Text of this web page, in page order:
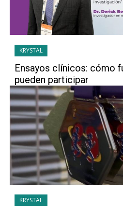
KRYSTAL
Ensayos clínicos: cómo
pueden participar
KRYSTAL